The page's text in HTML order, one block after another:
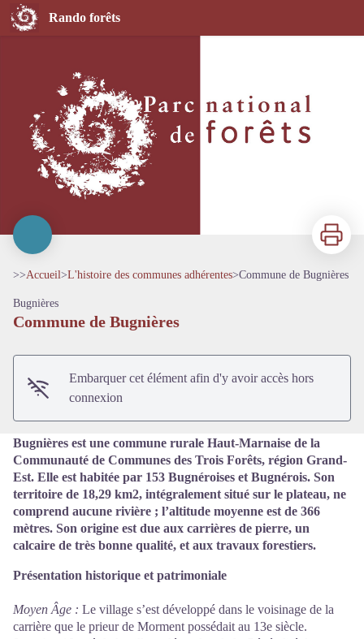
Rando forêts
Commune de Bugnières
Imprimer
>>Accueil>L'histoire des communes adhérentes>Commune de Bugnières
Bugnières
Commune de Bugnières
Embarquer cet élément afin d'y avoir accès hors
connexion
Bugnières est une commune rurale Haut-Marnaise de la
Communauté de Communes des Trois Forêts, région Grand-
Est. Elle est habitée par 153 Bugnéroises et Bugnérois. Son
territoire de 18,29 km2, intégralement situé sur le plateau, ne
comprend aucune rivière ; l’altitude moyenne est de 366
mètres. Son origine est due aux carrières de pierre, un
calcaire de très bonne qualité, et aux travaux forestiers.
Présentation historique et patrimoniale
Moyen Âge : Le village s’est développé dans le voisinage de la
carrière que le prieur de Morment possédait au 13e siècle.